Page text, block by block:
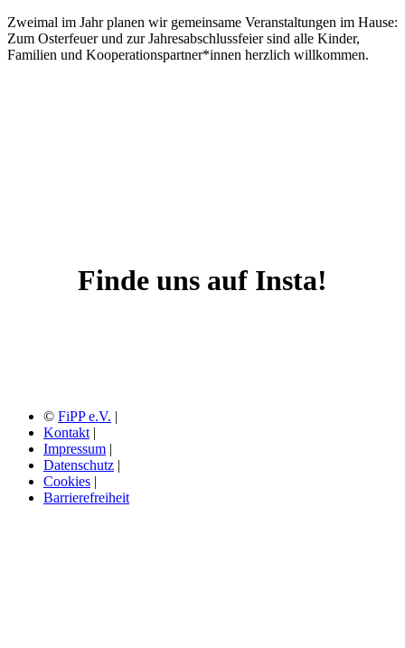
Zweimal im Jahr planen wir gemeinsame Veranstaltungen im Hause:
Zum Osterfeuer und zur Jahresabschlussfeier sind alle Kinder,
Familien und Kooperationspartner*innen herzlich willkommen.
Finde uns auf Insta!
© FiPP e.V. |
Kontakt |
Impressum |
Datenschutz |
Cookies |
Barrierefreiheit